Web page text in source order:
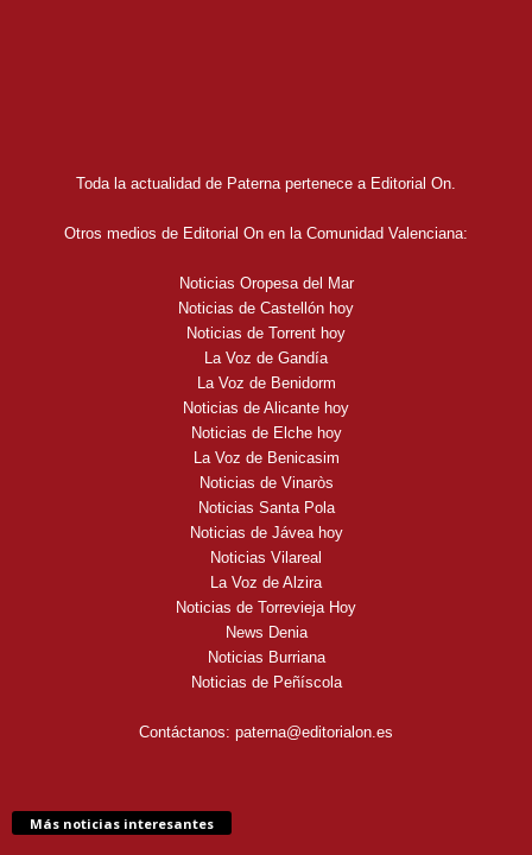
Toda la actualidad de Paterna pertenece a Editorial On.
Otros medios de Editorial On en la Comunidad Valenciana:
Noticias Oropesa del Mar
Noticias de Castellón hoy
Noticias de Torrent hoy
La Voz de Gandía
La Voz de Benidorm
Noticias de Alicante hoy
Noticias de Elche hoy
La Voz de Benicasim
Noticias de Vinaròs
Noticias Santa Pola
Noticias de Jávea hoy
Noticias Vilareal
La Voz de Alzira
Noticias de Torrevieja Hoy
News Denia
Noticias Burriana
Noticias de Peñíscola
Contáctanos: paterna@editorialon.es
Más noticias interesantes